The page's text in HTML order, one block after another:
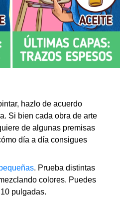
hazlo de acuerdo
Si bien cada obra de arte
de algunas premisas
día a día consigues
. Prueba distintas
colores. Puedes
pulgadas.